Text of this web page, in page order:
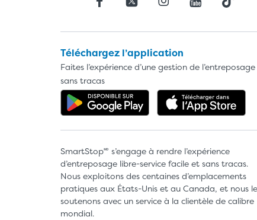
Téléchargez l’application
Faites l’expérience d’une gestion de l’entreposage
sans tracas
Obtenez l'application
SmartStop🅫 s’engage à rendre l’expérience
d’entreposage libre-service facile et sans tracas.
Nous exploitons des centaines d’emplacements
pratiques aux États-Unis et au Canada, et nous
soutenons avec un service à la clientèle de calibre
mondial.